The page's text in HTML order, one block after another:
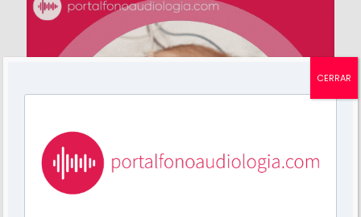
CERRAR